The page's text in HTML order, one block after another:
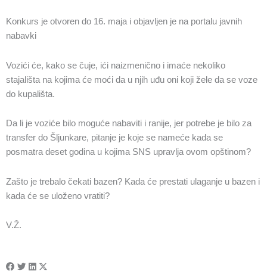
Konkurs je otvoren do 16. maja i objavljen je na portalu javnih
nabavki
Vozići će, kako se čuje, ići naizmenično i imaće nekoliko
stajališta na kojima će moći da u njih uđu oni koji žele da se voze
do kupališta.
Da li je voziće bilo moguće nabaviti i ranije, jer potrebe je bilo za
transfer do Šljunkare, pitanje je koje se nameće kada se
posmatra deset godina u kojima SNS upravlja ovom opštinom?
Zašto je trebalo čekati bazen? Kada će prestati ulaganje u bazen i
kada će se uloženo vratiti?
V.Ž.